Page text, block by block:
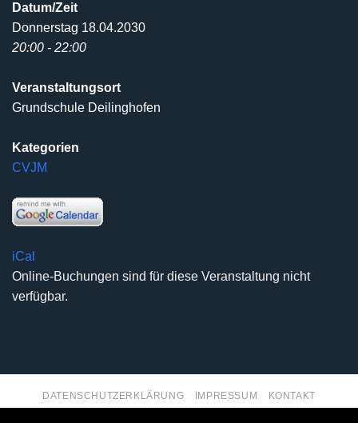
Datum/Zeit
Donnerstag 18.04.2030
20:00 - 22:00
Veranstaltungsort
Grundschule Deilinghofen
Kategorien
CVJM
iCal
Online-Buchungen sind für diese Veranstaltung nicht
verfügbar.
DATENSCHUTZERKLÄRUNG IMPRESSUM KONTAKT